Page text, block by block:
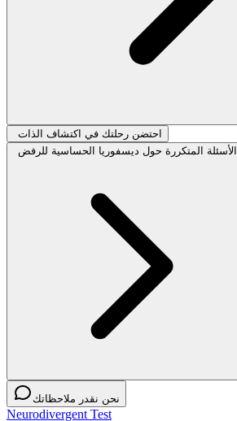
احتضن رحلتك في اكتشاف الذات
الأسئلة المتكررة حول ديسفوريا الحساسية للرفض
نحن نقدر ملاحظاتك
Neurodivergent Test